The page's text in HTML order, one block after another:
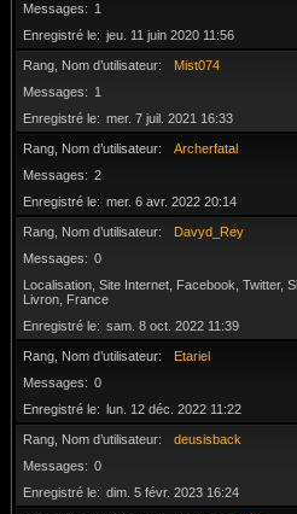
Messages
1
Enregistré le
jeu. 11 juin 2020 11:56
Rang, Nom d’utilisateur
Mist074
Messages
1
Enregistré le
mer. 7 juil. 2021 16:33
Rang, Nom d’utilisateur
Archerfatal
Messages
2
Enregistré le
mer. 6 avr. 2022 20:14
Rang, Nom d’utilisateur
Davyd_Rey
Messages
0
Localisation, Site Internet, Facebook, Twitter,
Livron, France
Enregistré le
sam. 8 oct. 2022 11:39
Rang, Nom d’utilisateur
Etariel
Messages
0
Enregistré le
lun. 12 déc. 2022 11:22
Rang, Nom d’utilisateur
deusisback
Messages
0
Enregistré le
dim. 5 févr. 2023 16:24